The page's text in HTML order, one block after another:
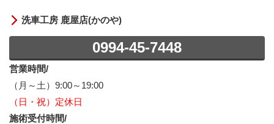
洗車工房 鹿屋店(かのや)
0994-45-7448
営業時間/
（月～土）9:00～19:00
（日・祝）定休日
施術受付時間/